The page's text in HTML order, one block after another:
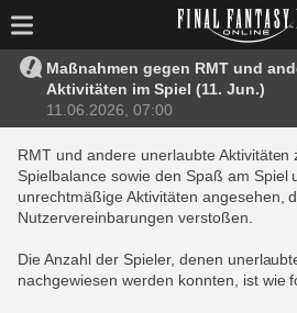
Maßnahmen gegen RMT und
Aktivitäten im Spiel (11. Jun.)
11.06.2026, 07:00
RMT und andere unerlaubte Aktivitäten
Spielbalance sowie den Spaß am Spiel
unrechtmäßige Aktivitäten angesehen,
Nutzervereinbarungen verstoßen.
Die Anzahl der Spieler, denen
nachgewiesen werden konnten, ist wie